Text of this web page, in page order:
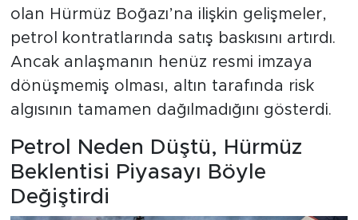
olan Hürmüz Boğazı’na ilişkin gelişmeler,
petrol kontratlarında satış baskısını artırdı.
Ancak anlaşmanın henüz resmi imzaya
dönüşmemiş olması, altın tarafında risk
algısının tamamen dağılmadığını gösterdi.
Petrol Neden Düştü, Hürmüz
Beklentisi Piyasayı Böyle
Değiştirdi